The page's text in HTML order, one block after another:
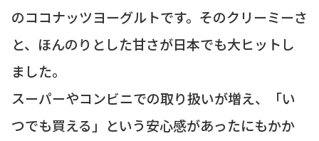
のココナッツヨーグルトです。そのクリーミーさ
と、ほんのりとした甘さが日本でも大ヒットし
ました。
スーパーやコンビニでの取り扱いが増え、「い
つでも買える」という安心感があったにもかか